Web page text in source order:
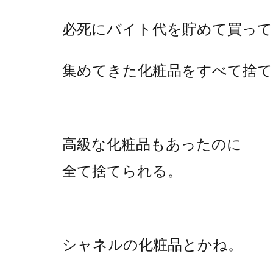
必死にバイト代を貯めて買って
集めてきた化粧品をすべて捨
高級な化粧品もあったのに
全て捨てられる。
シャネルの化粧品とかね。